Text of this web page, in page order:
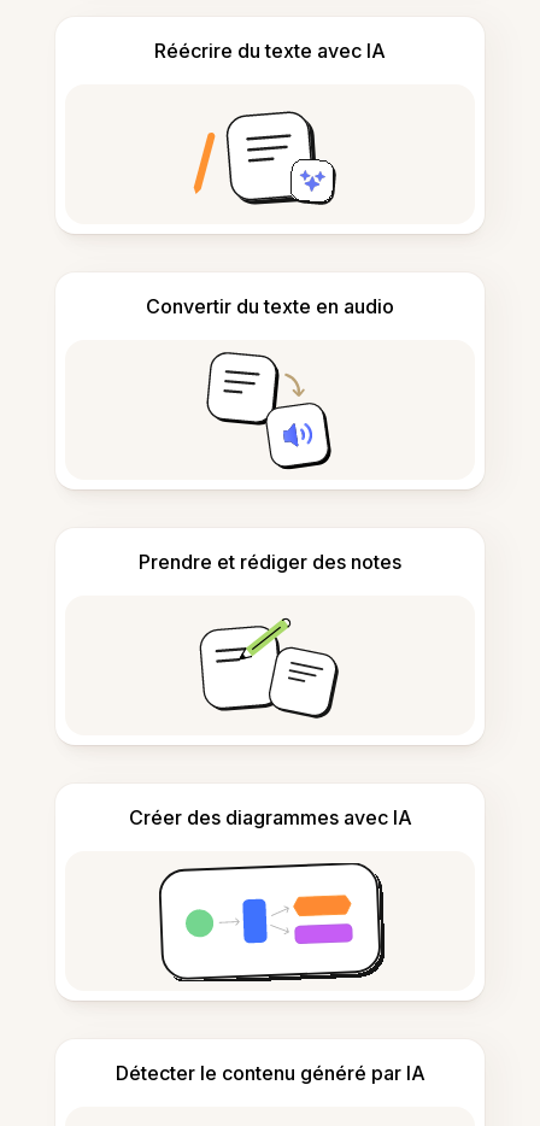
Réécrire du texte avec IA
Convertir du texte en audio
Prendre et rédiger des notes
Créer des diagrammes avec IA
Détecter le contenu généré par IA